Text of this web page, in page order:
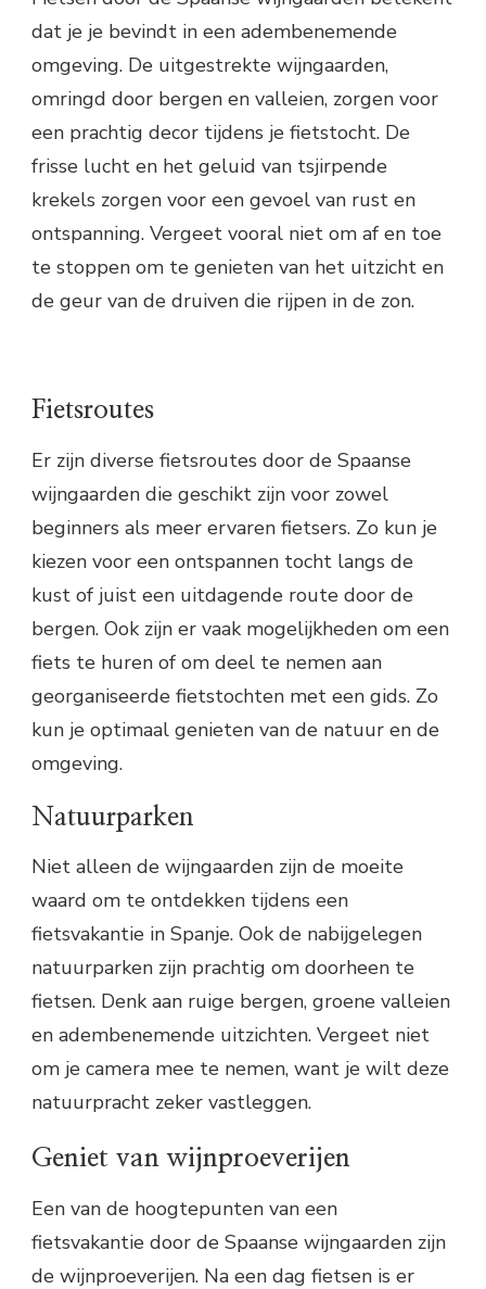
dat je je bevindt in een adembenemende
omgeving. De uitgestrekte wijngaarden,
omringd door bergen en valleien, zorgen voor
een prachtig decor tijdens je fietstocht. De
frisse lucht en het geluid van tsjirpende
krekels zorgen voor een gevoel van rust en
ontspanning. Vergeet vooral niet om af en toe
te stoppen om te genieten van het uitzicht en
de geur van de druiven die rijpen in de zon.
Fietsroutes
Er zijn diverse fietsroutes door de Spaanse
wijngaarden die geschikt zijn voor zowel
beginners als meer ervaren fietsers. Zo kun je
kiezen voor een ontspannen tocht langs de
kust of juist een uitdagende route door de
bergen. Ook zijn er vaak mogelijkheden om een
fiets te huren of om deel te nemen aan
georganiseerde fietstochten met een gids. Zo
kun je optimaal genieten van de natuur en de
omgeving.
Natuurparken
Niet alleen de wijngaarden zijn de moeite
waard om te ontdekken tijdens een
fietsvakantie in Spanje. Ook de nabijgelegen
natuurparken zijn prachtig om doorheen te
fietsen. Denk aan ruige bergen, groene valleien
en adembenemende uitzichten. Vergeet niet
om je camera mee te nemen, want je wilt deze
natuurpracht zeker vastleggen.
Geniet van wijnproeverijen
Een van de hoogtepunten van een
fietsvakantie door de Spaanse wijngaarden zijn
de wijnproeverijen. Na een dag fietsen is er